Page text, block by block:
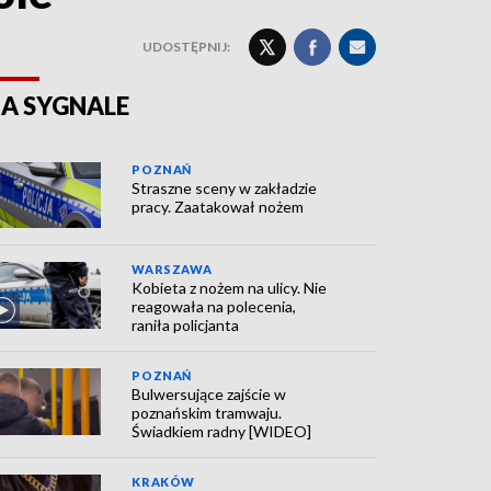
UDOSTĘPNIJ:
SYGNALE
POZNAŃ
Straszne sceny w zakładzie
pracy. Zaatakował nożem
WARSZAWA
Kobieta z nożem na ulicy. Nie
reagowała na polecenia,
raniła policjanta
POZNAŃ
Bulwersujące zajście w
poznańskim tramwaju.
Świadkiem radny [WIDEO]
KRAKÓW